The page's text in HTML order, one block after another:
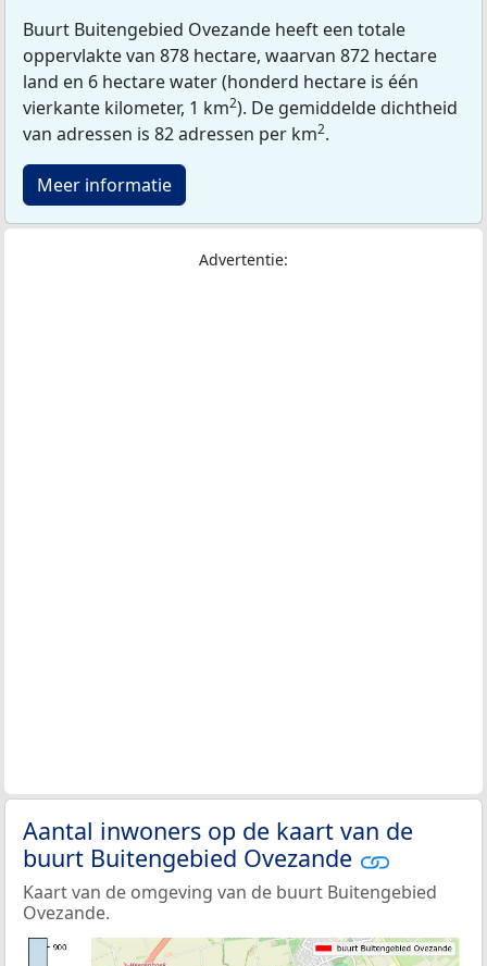
Buurt Buitengebied Ovezande heeft een totale
oppervlakte van 878 hectare, waarvan 872 hectare
land en 6 hectare water (honderd hectare is één
vierkante kilometer, 1 km2). De gemiddelde dichtheid
van adressen is 82 adressen per km2.
Meer informatie
Advertentie:
Aantal inwoners op de kaart van de
buurt Buitengebied Ovezande
Kaart van de omgeving van de buurt Buitengebied
Ovezande.